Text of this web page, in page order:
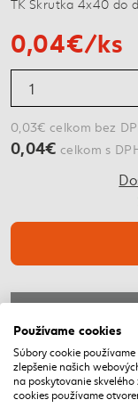
TK Skrutka 4x40 do
0,04€/ks
0,03€ celkom bez
0,04€ celkom s
Používame cookies
Súbory cookie
zlepšenie našich
na poskytovanie
cookies používame